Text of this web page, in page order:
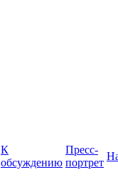
К
обсуждению
Пресс-
портрет